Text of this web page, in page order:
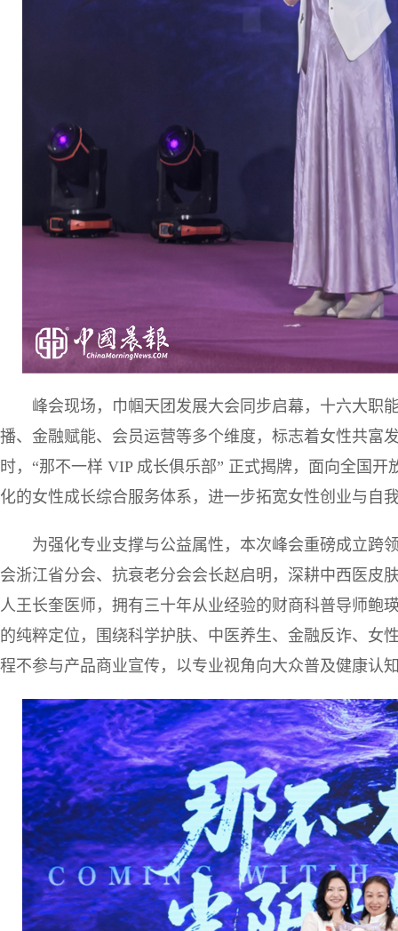
峰会现场，巾帼天团发展大会同步启幕，十六大职
播、金融赋能、会员运营等多个维度，标志着女性共富
时，“那不一样 VIP 成长俱乐部” 正式揭牌，面向全国
化的女性成长综合服务体系，进一步拓宽女性创业与自
为强化专业支撑与公益属性，本次峰会重磅成立跨
会浙江省分会、抗衰老分会会长赵启明，深耕中西医皮
人王长奎医师，拥有三十年从业经验的财商科普导师鲍
的纯粹定位，围绕科学护肤、中医养生、金融反诈、女
程不参与产品商业宣传，以专业视角向大众普及健康认